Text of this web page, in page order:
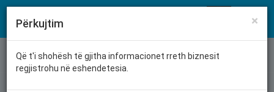
eshëndetësia ×
Përkujtim
Që t'i shohësh të gjitha informacionet rreth biznesit
regjistrohu në eshendetesia.